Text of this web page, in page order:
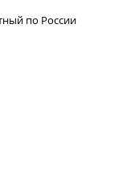
по России